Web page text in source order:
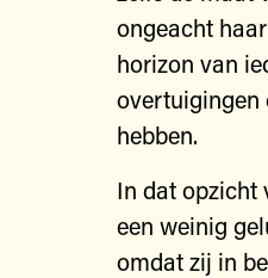
ongeacht
horizon van
overtuigingen
hebben.
In dat opzicht
een weinig
omdat zij in